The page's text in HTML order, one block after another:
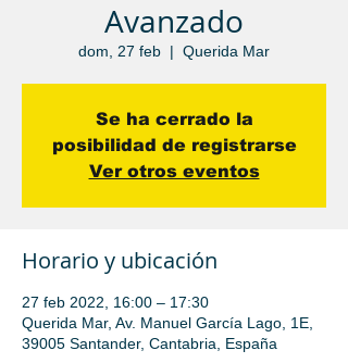
Avanzado
dom, 27 feb
  |
Querida Mar
Se ha cerrado la
posibilidad de registrarse
Ver otros eventos
Horario y ubicación
27 feb 2022, 16:00 – 17:30
Querida Mar, Av. Manuel García Lago, 1E,
39005 Santander, Cantabria, España